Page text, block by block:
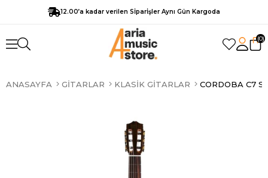
12.00’a kadar verilen Sİparİşler Aynı Gün Kargoda
0
ANASAYFA GITARLAR KLASIK GITARLAR CORDOBA C7